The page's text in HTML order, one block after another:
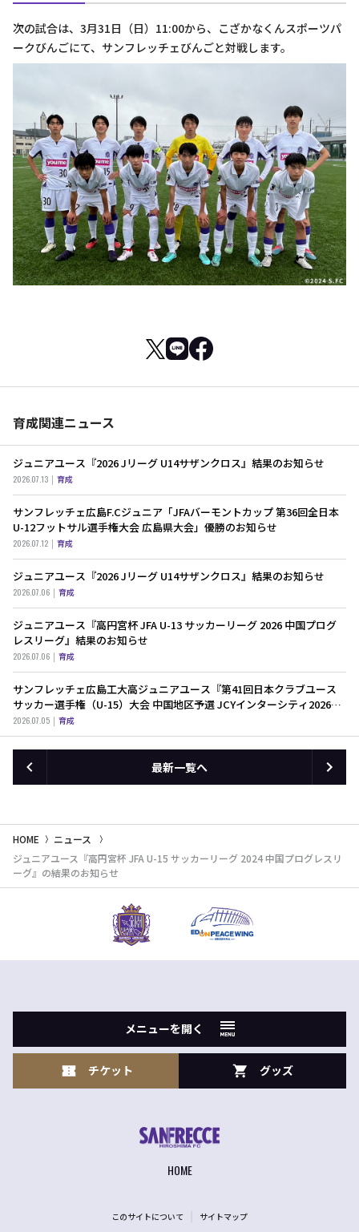
次の試合は、3月31日（日）11:00から、こざかなくんスポーツパ
ークびんごにて、サンフレッチェびんごと対戦します。
育成関連ニュース
ジュニアユース『2026 Jリーグ U14サザンクロス』結果のお知らせ
2026.07.13 育成
サンフレッチェ広島F.Cジュニア「JFAバーモントカップ 第36回全日本
U-12フットサル選手権大会 広島県大会」優勝のお知らせ
2026.07.12 育成
ジュニアユース『2026 Jリーグ U14サザンクロス』結果のお知らせ
2026.07.06 育成
ジュニアユース『高円宮杯 JFA U-13 サッカーリーグ 2026 中国プログ
レスリーグ』結果のお知らせ
2026.07.06 育成
サンフレッチェ広島工大高ジュニアユース『第41回日本クラブユース
サッカー選手権（U-15）大会 中国地区予選 JCYインターシティ2026中
国地区予選 決定戦 』結果のお知らせ
2026.07.05 育成
最新一覧へ
HOME
ニュース
ジュニアユース『高円宮杯 JFA U-15 サッカーリーグ 2024 中国プログレスリ
ーグ』の結果のお知らせ
メニューを開く
チケット グッズ
HOME
このサイトについて サイトマップ